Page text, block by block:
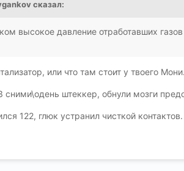
сказал:
высокое давление отработавших газов
или что там стоит у твоего
штеккер, обнули мозги
122, глюк устранил чисткой контактов.